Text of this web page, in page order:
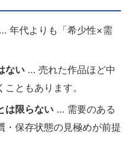
… 年代よりも「希少性×需
ない … 売れた作品ほど中
ともあります。
は限らない … 需要のある
・保存状態の見極めが前提